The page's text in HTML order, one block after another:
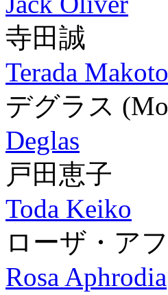
寺田誠
Terada Makoto
デグラス
Deglas
戸田恵子
Toda Keiko
ローザ・ア
Rosa Aphrodia